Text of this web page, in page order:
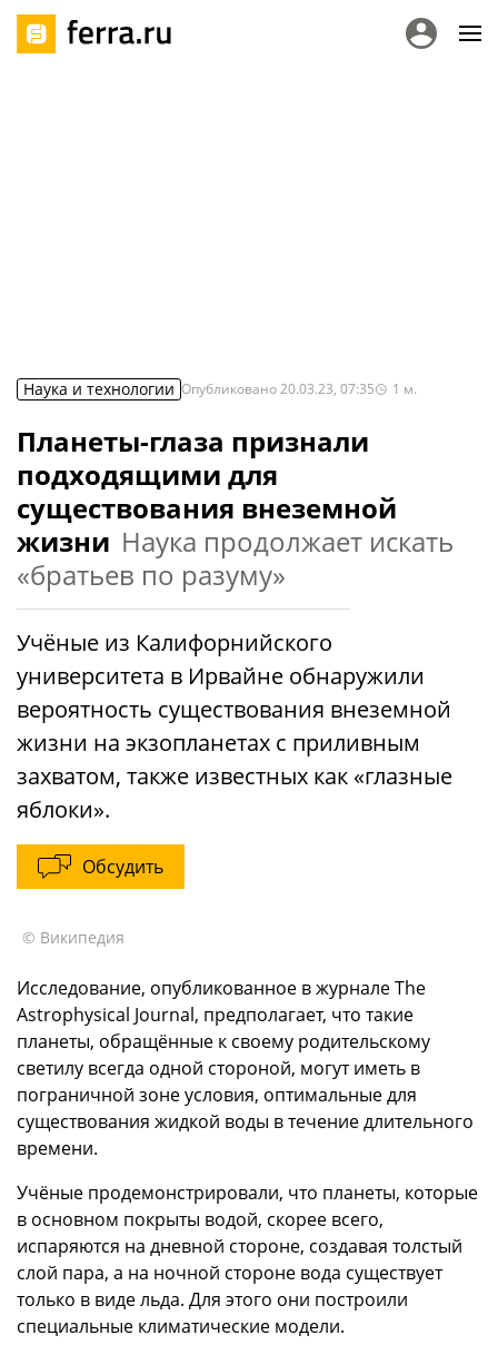
Наука и технологии Опубликовано20.03.23, 07:35 1 м.
Планеты-глаза признали
подходящими для
существования внеземной
жизни Наука продолжает искать
«братьев по разуму»
Учёные из Калифорнийского
университета в Ирвайне обнаружили
вероятность существования внеземной
жизни на экзопланетах с приливным
захватом, также известных как «глазные
яблоки».
Обсудить
© Википедия
Исследование, опубликованное в журнале The
Astrophysical Journal, предполагает, что такие
планеты, обращённые к своему родительскому
светилу всегда одной стороной, могут иметь в
пограничной зоне условия, оптимальные для
существования жидкой воды в течение длительного
времени.
Учёные продемонстрировали, что планеты, которые
в основном покрыты водой, скорее всего,
испаряются на дневной стороне, создавая толстый
слой пара, а на ночной стороне вода существует
только в виде льда. Для этого они построили
специальные климатические модели.